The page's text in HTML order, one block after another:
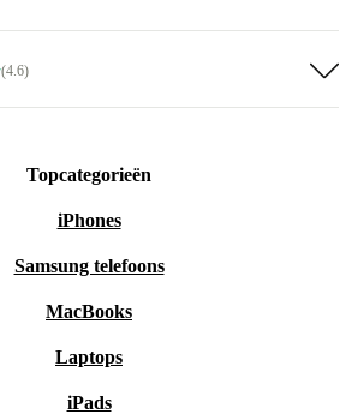
(4.6)
Topcategorieën
iPhones
Samsung telefoons
MacBooks
Laptops
iPads